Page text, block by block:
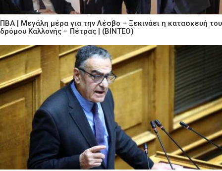
ΠΒΑ | Μεγάλη μέρα για την Λέσβο – Ξεκινάει η κατασκευή του
δρόμου Καλλονής – Πέτρας | (ΒΙΝΤΕΟ)